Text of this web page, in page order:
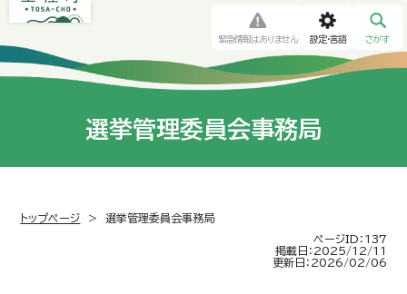
緊急情報はありません 設定・言語 さがす
選挙管理委員会事務局
トップページ >
選挙管理委員会事務局
ページID：137
掲載日：2025/12/11
更新日：2026/02/06